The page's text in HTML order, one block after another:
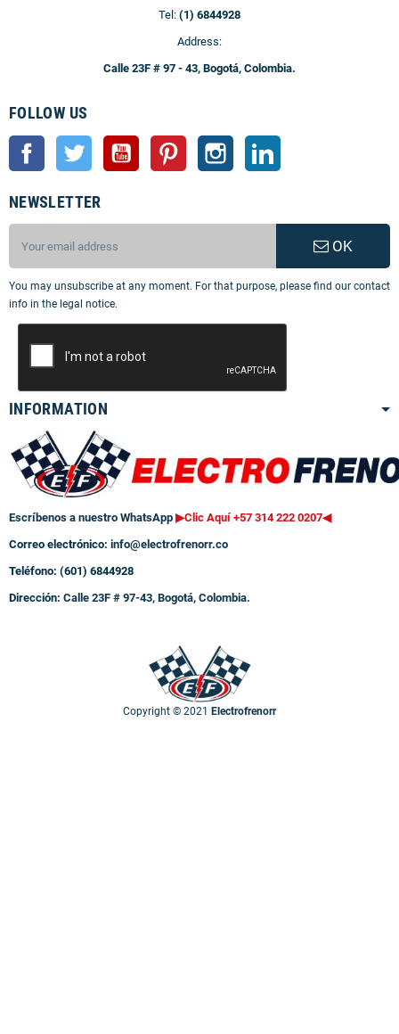
Tel: (1) 6844928
Address:
Calle 23F # 97 - 43, Bogotá, Colombia.
FOLLOW US
Facebook Twitter YouTube Pinterest Instagram
NEWSLETTER
OK
You may unsubscribe at any moment. For that purpose, please find our contact
info in the legal notice.
INFORMATION
Escríbenos a nuestro WhatsApp ▶Clic Aquí +57 314 222 0207◀
Correo electrónico: info@electrofrenorr.co
Teléfono: (601) 6844928
Dirección: Calle 23F # 97-43, Bogotá, Colombia.
Copyright © 2021 Electrofrenorr